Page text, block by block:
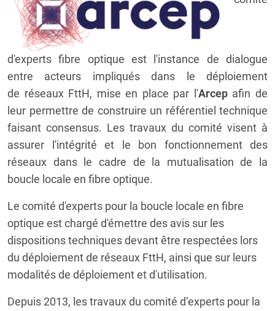
d'experts fibre optique est l'instance de dialogue
entre acteurs impliqués dans le déploiement
de réseaux FttH, mise en place par l'Arcepafin de
leur permettre de construire un référentiel technique
faisant consensus. Les travaux du comité visent à
assurer l'intégrité et le bon fonctionnement des
réseaux dans le cadre de la mutualisation de la
boucle locale en fibre optique.
Le comité d'experts pour la boucle locale en fibre
optique est chargé d'émettre des avis sur les
dispositions techniques devant être respectées lors
du déploiement de réseaux FttH, ainsi que sur leurs
modalités de déploiement et d'utilisation.
Depuis 2013, les travaux du comité d’experts pour la